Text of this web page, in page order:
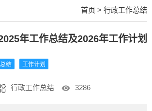
首页 > 行政工作总结
年工作总结及2026年工作计划
结 工作计划
行政工作总结 3286